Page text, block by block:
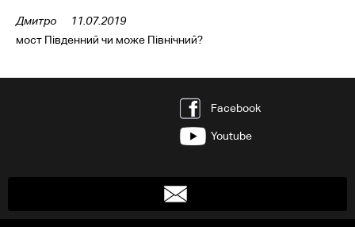
Дмитро
11.07.2019
мост Південний чи може Північний?
Facebook
Youtube